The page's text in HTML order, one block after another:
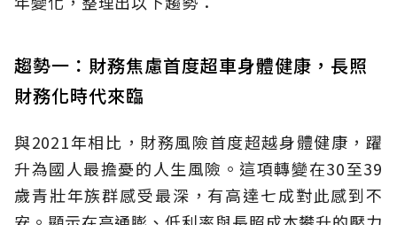
趨勢一：財務焦慮首度超車身體健康，長照
財務化時代來臨
與2021年相比，財務風險首度超越身體健康，躍
升為國人最擔憂的人生風險。這項轉變在30至39
歲青壯年族群感受最深，有高達七成對此感到不